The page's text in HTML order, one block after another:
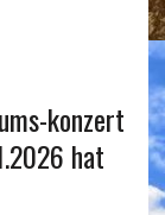
konzert
hat